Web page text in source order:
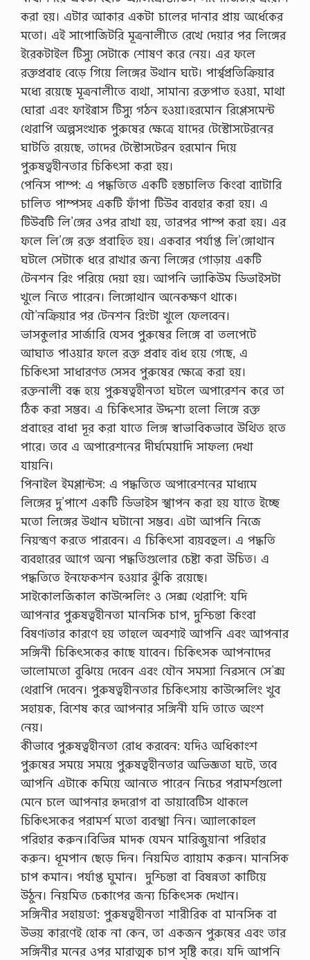
করা হয়। এটার আকার একটা চালের দানার প্রায় অর্ধেকের
মতো। এই সাপোজিটরি মূত্রনালীতে রেখে দেয়ার পর লিঙ্গের
ইরেকটাইল টিস্যু সেটাকে শোষণ করে নেয়। এর ফলে
রক্তপ্রবাহ বেড়ে গিয়ে লিঙ্গের উথান ঘটে। পার্শ্বপ্রতিক্রিয়ার
মধ্যে রয়েছে মূত্রনালীতে ব্যথা, সামান্য রক্তপাত হওয়া, মাথা
ঘোরা এবং ফাইব্রাস টিস্যু গঠন হওয়া।হরমোন রিপ্লেসমেন্ট
থেরাপি অল্পসংখ্যক পুরুষের ক্ষেত্রে যাদের টেস্টোসটেরনের
ঘাটতি রয়েছে, তাদের টেস্টোসটেরন হরমোন দিয়ে
পুরুষত্বহীনতার চিকিৎসা করা হয়।
পেনিস পাম্প: এ পদ্ধতিতে একটি হস্তচালিত কিংবা ব্যাটারি
চালিত পাম্পসহ একটি ফাঁপা টিউব ব্যবহার করা হয়। এ
টিউবটি লি’ঙ্গের ওপর রাখা হয়, তারপর পাম্প করা হয়। এর
ফলে লি’ঙ্গে রক্ত প্রবাহিত হয়। একবার পর্যাপ্ত লি’ঙ্গোথান
ঘটলে সেটাকে ধরে রাখার জন্য লিঙ্গের গোড়ায় একটি
টেনশন রিং পরিয়ে দেয়া হয়। আপনি ভ্যাকিউম ডিভাইসটা
খুলে নিতে পারেন। লিঙ্গোথান অনেকক্ষণ থাকে।
যৌ’নক্রিয়ার পর টেনশন রিংটা খুলে ফেলবেন।
ভাসকুলার সার্জারি যেসব পুরুষের লিঙ্গে বা তলপেটে
আঘাত পাওয়ার ফলে রক্ত প্রবাহ বìধ হয়ে গেছে, এ
চিকিৎসা সাধারণত সেসব পুরুষের ক্ষেত্রে করা হয়।
রক্তনালী বন্ধ হয়ে পুরুষত্বহীনতা ঘটলে অপারেশন করে তা
ঠিক করা সম্ভব। এ চিকিৎসার উদ্দশ্য হলো লিঙ্গে রক্ত
প্রবাহের বাধা দূর করা যাতে লিঙ্গ স্বাভাবিকভাবে উথিত হতে
পারে। তবে এ অপারেশনের দীর্ঘমেয়াদি সাফল্য দেখা
যায়নি।
পিনাইল ইমপ্লান্টস: এ পদ্ধতিতে অপারেশনের মাধ্যমে
লিঙ্গের দু’পাশে একটি ডিভাইস স্খাপন করা হয় যাতে ইচ্ছে
মতো লিঙ্গের উথান ঘটানো সম্ভব। এটা আপনি নিজে
নিয়ন্ত্রণ করতে পারবেন। এ চিকিৎসা ব্যয়বহুল। এ পদ্ধতি
ব্যবহারের আগে অন্য পদ্ধতিগুলোর চেষ্টা করা উচিত। এ
পদ্ধতিতে ইনফেকশন হওয়ার ঝুঁকি রয়েছে।
সাইকোলজিকাল কাউন্সেলিং ও সেক্স থেরাপি: যদি
আপনার পুরুষত্বহীনতা মানসিক চাপ, দুশ্চিন্তা কিংবা
বিষণíতার কারণে হয় তাহলে অবশ্যই আপনি এবং আপনার
সঙ্গিনী চিকিৎসকের কাছে যাবেন। চিকিৎসক আপনাদের
ভালোমতো বুঝিয়ে দেবেন এবং যৌন সমস্যা নিরসনে সে’ক্স
থেরাপি দেবেন। পুরুষত্বহীনতার চিকিৎসায় কাউন্সেলিং খুব
সহায়ক, বিশেষ করে আপনার সঙ্গিনী যদি তাতে অংশ
নেয়।
কীভাবে পুরুষত্বহীনতা রোধ করবেন: যদিও অধিকাংশ
পুরুষের সময়ে সময়ে পুরুষত্বহীনতার অভিজ্ঞতা ঘটে, তবে
আপনি এটাকে কমিয়ে আনতে পারেন নিচের পরামর্শগুলো
মেনে চলে আপনার হৃদরোগ বা ডায়াবেটিস থাকলে
চিকিৎসকের পরামর্শ মতো ব্যবস্খা নিন।­ অ্যালকোহল
পরিহার করুন।বিভিন্ন মাদক যেমন মারিজুয়ানা পরিহার
করুন।­ ধূমপান ছেড়ে দিন।­ নিয়মিত ব্যায়াম করুন।­ মানসিক
চাপ কমান।­ পর্যাপ্ত ঘুমান। ­ দুশ্চিন্তা বা বিষন্নতা কাটিয়ে
উঠুন। ­নিয়মিত চেকাপের জন্য চিকিৎসক দেখান।
সঙ্গিনীর সহায়তা: পুরুষত্বহীনতা শারীরিক বা মানসিক বা
উভয় কারণেই হোক না কেন, তা একজন পুরুষের­ এবং তার
সঙ্গিনীর মনের ওপর মারাত্মক চাপ সৃষ্টি করে। যদি আপনি